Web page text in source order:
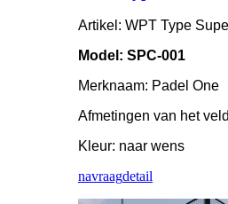
Artikel: WPT Type
Model: SPC-001
Merknaam: Padel One
Afmetingen van het
Kleur: naar wens
navraagdetail